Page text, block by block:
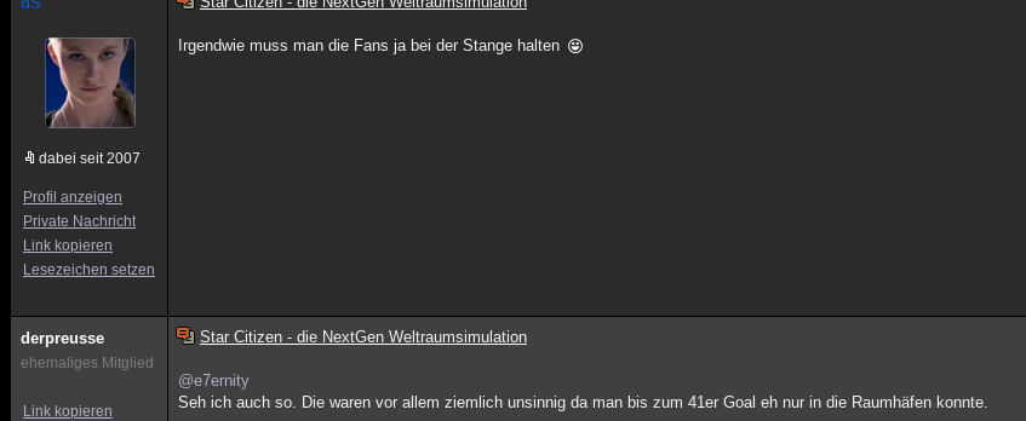
dabei seit 2007
Profil anzeigen
Private Nachricht
Link kopieren
Lesezeichen setzen
Irgendwie muss man die Fans ja bei der Stange halten
derpreusse
ehemaliges Mitglied
Link kopieren
Star Citizen - die NextGen Weltraumsimulation
@e7ernity
Seh ich auch so. Die waren vor allem ziemlich unsinnig da man bis zum 41er Goal eh nur in die Raumhäfen konnte.